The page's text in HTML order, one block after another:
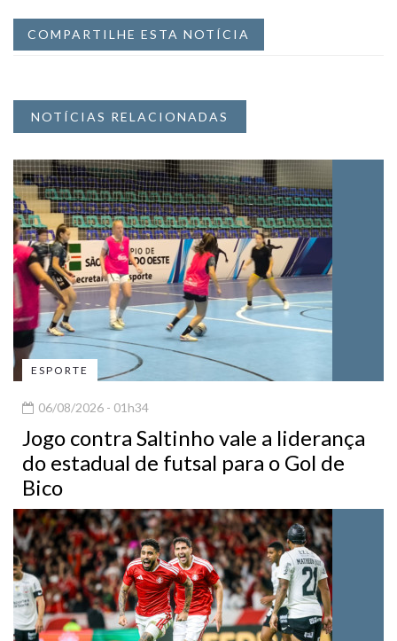
COMPARTILHE ESTA NOTÍCIA
NOTÍCIAS RELACIONADAS
ESPORTE
06/08/2026 - 01h34
Jogo contra Saltinho vale a liderança
do estadual de futsal para o Gol de
Bico